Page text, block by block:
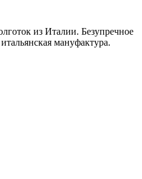
из Италии. Безупречное
мануфактура.